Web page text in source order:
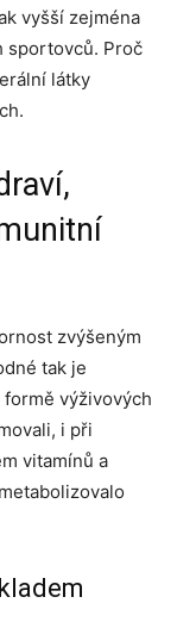
vyšší zejména
sportovců. Proč
látky
zvýšeným
tak je
výživových
i při
vitamínů a